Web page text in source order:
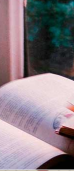
es
Anos